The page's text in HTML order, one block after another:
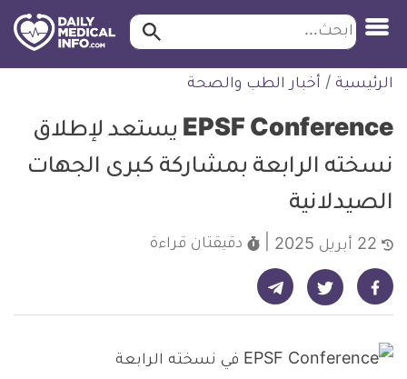
التخطي
للمحتوى
ابحث ابحث…
الرئيسية / أخبار الطب والصحة
EPSF Conference يستعد لإطلاق
نسخته الرابعة بمشاركة كبرى الجهات
الصيدلانية
دقيقتان قراءة
شارك على فيسبوك - ديلي ميديكال انفو شارك على تويتر - ديلي ميديكال انفو شارك على تيليجرام - ديلي ميديكال انفو